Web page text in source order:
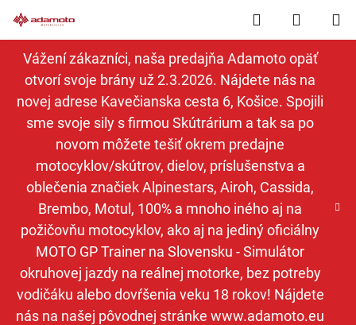
na
obsah
Vážení zákazníci, naša predajňa Adamoto opäť
otvorí svoje brány už 2.3.2026. Nájdete nás na
novej adrese Kavečianska cesta 6, Košice. Spojili
sme svoje sily s firmou Skútrárium a tak sa po
novom môžete tešiť okrem predajne
motocyklov/skútrov, dielov, príslušenstva a
oblečenia značiek Alpinestars, Airoh, Cassida,
Brembo, Motul, 100% a mnoho iného aj na
požičovňu motocyklov, ako aj na jediný oficiálny
MOTO GP Trainer na Slovensku - Simulátor
okruhovej jazdy na reálnej motorke, bez potreby
vodičáku alebo dovŕšenia veku 18 rokov! Nájdete
nás na našej pôvodnej stránke www.adamoto.eu
Hľadať
KOŠÍK